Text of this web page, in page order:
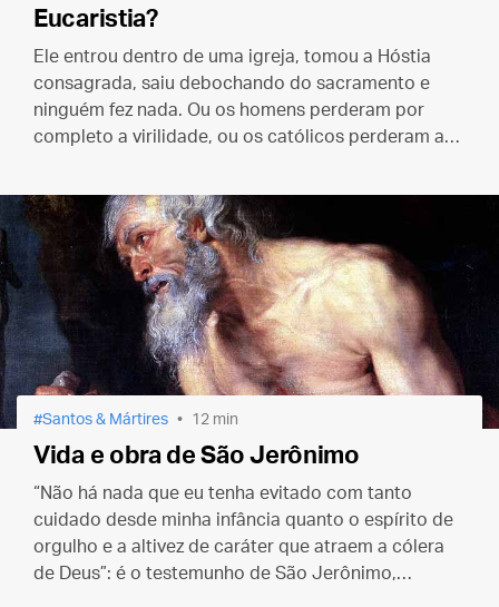
Eucaristia?
Ele entrou dentro de uma igreja, tomou a Hóstia
consagrada, saiu debochando do sacramento e
ninguém fez nada. Ou os homens perderam por
completo a virilidade, ou os católicos perderam a
Santos & Mártires 12 min
Vida e obra de São Jerônimo
“Não há nada que eu tenha evitado com tanto
cuidado desde minha infância quanto o espírito de
orgulho e a altivez de caráter que atraem a cólera
de Deus”: é o testemunho de São Jerônimo,